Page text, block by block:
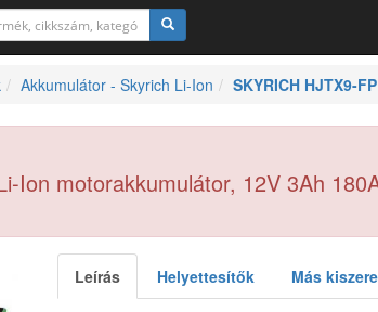
Akkumulátor - Skyrich Li-Ion SKYRICH HJTX9-
Ion motorakkumulátor, 12V 3Ah
Leírás Helyettesítők Más